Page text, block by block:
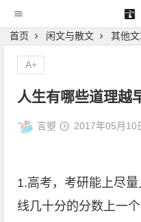
首页 闲文与散文 其他
人生有哪些道理越
言曌 2017年05月10
1.高考，考研能上尽
线几十分的分数上一
A+